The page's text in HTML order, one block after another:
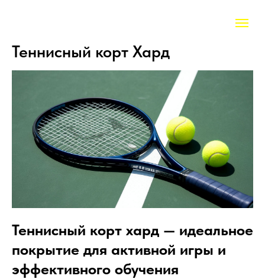
Теннисный корт Хард
Теннисный корт хард — идеальное
покрытие для активной игры и
эффективного обучения